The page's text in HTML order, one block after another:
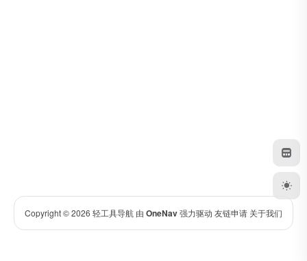
Copyright © 2026 轻工具导航 由 OneNav强力驱动 友链申请 关于我们